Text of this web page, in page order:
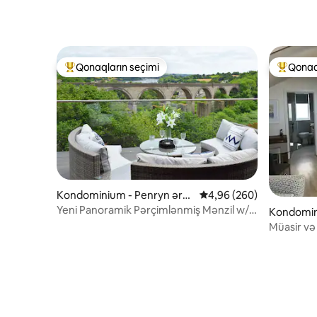
Populyar "Qonaqların seçimi"
Qonaqların seçimi
Kondominium - Penryn əraz
isi
Ortalama reytinq 4,96/
4,96 (260)
Yeni Panoramik Pərçimlənmiş Mənzil w/
zisi
Müasir